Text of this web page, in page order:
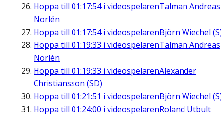
Hoppa till 01:17:54i videospelarenTalman Andreas
Norlén
Hoppa till 01:17:54i videospelarenBjörn Wiechel
Hoppa till 01:19:33 i videospelarenTalman Andreas
Norlén
Hoppa till 01:19:33 i videospelarenAlexander
Christiansson (SD)
Hoppa till 01:21:51 i videospelarenBjörn Wiechel
Hoppa till 01:24:00 i videospelarenRoland Utbult